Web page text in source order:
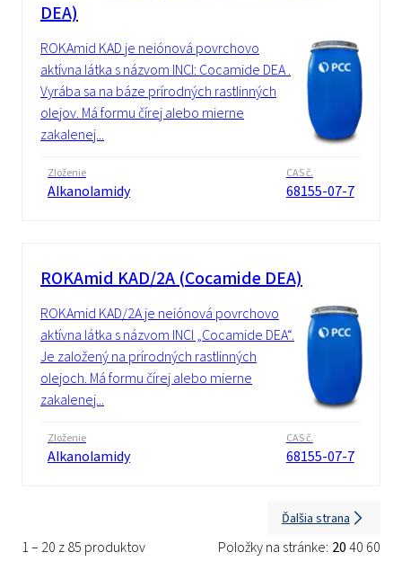
DEA)
ROKAmid KAD je neiónová povrchovo
aktívna látka s názvom INCI: Cocamide DEA .
Vyrába sa na báze prírodných rastlinných
olejov. Má formu čírej alebo mierne
zakalenej...
Zloženie
Alkanolamidy
CAS č.
68155-07-7
ROKAmid KAD/2A (Cocamide DEA)
ROKAmid KAD/2A je neiónová povrchovo
aktívna látka s názvom INCI „Cocamide DEA“.
Je založený na prírodných rastlinných
olejoch. Má formu čírej alebo mierne
zakalenej...
Zloženie
Alkanolamidy
CAS č.
68155-07-7
1 – 20 z 85 produktov Položky na stránke: 2040 60
Ďalšia strana